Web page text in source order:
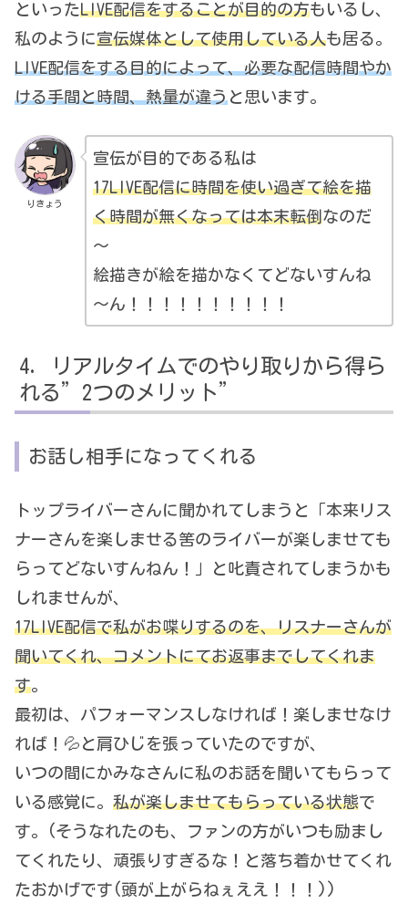
といったLIVE配信をすることが目的の方もいるし、
私のように宣伝媒体として使用している人も居る。
LIVE配信をする目的によって、必要な配信時間やか
ける手間と時間、熱量が違うと思います。
りきょう
宣伝が目的である私は
17LIVE配信に時間を使い過ぎて絵を描
く時間が無くなっては本末転倒なのだ
～
絵描きが絵を描かなくてどないすんね
～ん！！！！！！！！！！
リアルタイムでのやり取りから得ら
れる”2つのメリット”
お話し相手になってくれる
トップライバーさんに聞かれてしまうと「本来リス
ナーさんを楽しませる筈のライバーが楽しませても
らってどないすんねん！」と叱責されてしまうかも
しれませんが、
17LIVE配信で私がお喋りするのを、リスナーさんが
聞いてくれ、コメントにてお返事までしてくれま
す。
最初は、パフォーマンスしなければ！楽しませなけ
れば！💦と肩ひじを張っていたのですが、
いつの間にかみなさんに私のお話を聞いてもらって
いる感覚に。 私が楽しませてもらっている状態で
す。(そうなれたのも、ファンの方がいつも励まし
てくれたり、頑張りすぎるな！と落ち着かせてくれ
たおかげです(頭が上がらねぇええ！！！))